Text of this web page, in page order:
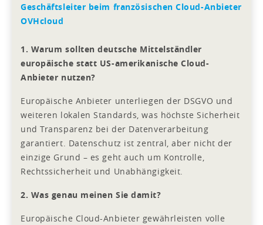
Geschäftsleiter beim französischen Cloud-Anbieter
OVHcloud
1. Warum sollten deutsche Mittelständler
europäische statt US-amerikanische Cloud-
Anbieter nutzen?
Europäische Anbieter unterliegen der DSGVO und
weiteren lokalen Standards, was höchste Sicherheit
und Transparenz bei der Datenverarbeitung
garantiert. Datenschutz ist zentral, aber nicht der
einzige Grund – es geht auch um Kontrolle,
Rechtssicherheit und Unabhängigkeit.
2. Was genau meinen Sie damit?
Europäische Cloud-Anbieter gewährleisten volle